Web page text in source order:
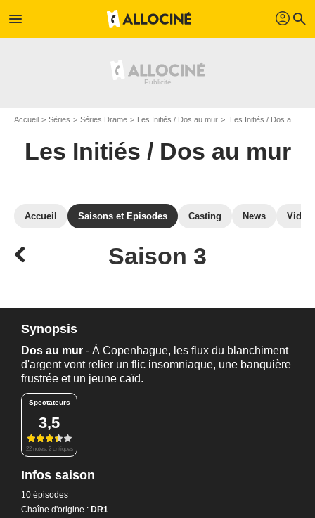
menu profil search
Accueil Séries Séries Drame Les Initiés / Dos au mur Les Initiés / Dos au mur : Episodes de la saison 3
Les Initiés / Dos au mur
Accueil Saisons et Episodes Casting News
Saison 3
Synopsis
Dos au mur - À Copenhague, les flux du blanchiment
d'argent vont relier un flic insomniaque, une banquière
frustrée et un jeune caïd.
Spectateurs
3,5
22 notes, 2 critiques
Infos saison
10 épisodes
Chaîne d'origine : DR1